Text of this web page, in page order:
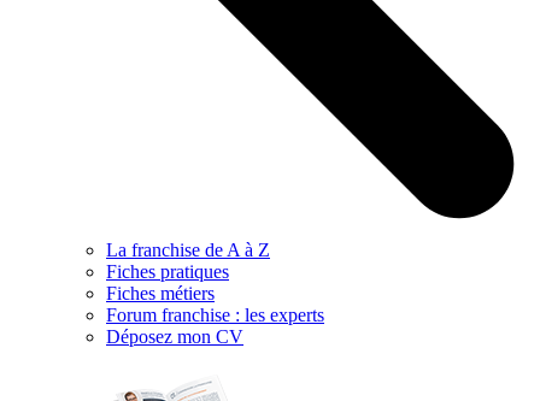
La franchise de A à Z
Fiches pratiques
Fiches métiers
Forum franchise : les experts
Déposez mon CV